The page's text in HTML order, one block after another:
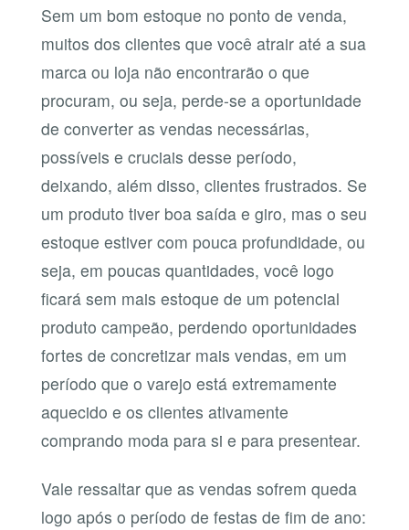
Sem um bom estoque no ponto de venda,
muitos dos clientes que você atrair até a sua
marca ou loja não encontrarão o que
procuram, ou seja, perde-se a oportunidade
de converter as vendas necessárias,
possíveis e cruciais desse período,
deixando, além disso, clientes frustrados. Se
um produto tiver boa saída e giro, mas o seu
estoque estiver com pouca profundidade, ou
seja, em poucas quantidades, você logo
ficará sem mais estoque de um potencial
produto campeão, perdendo oportunidades
fortes de concretizar mais vendas, em um
período que o varejo está extremamente
aquecido e os clientes ativamente
comprando moda para si e para presentear.
Vale ressaltar que as vendas sofrem queda
logo após o período de festas de fim de ano: